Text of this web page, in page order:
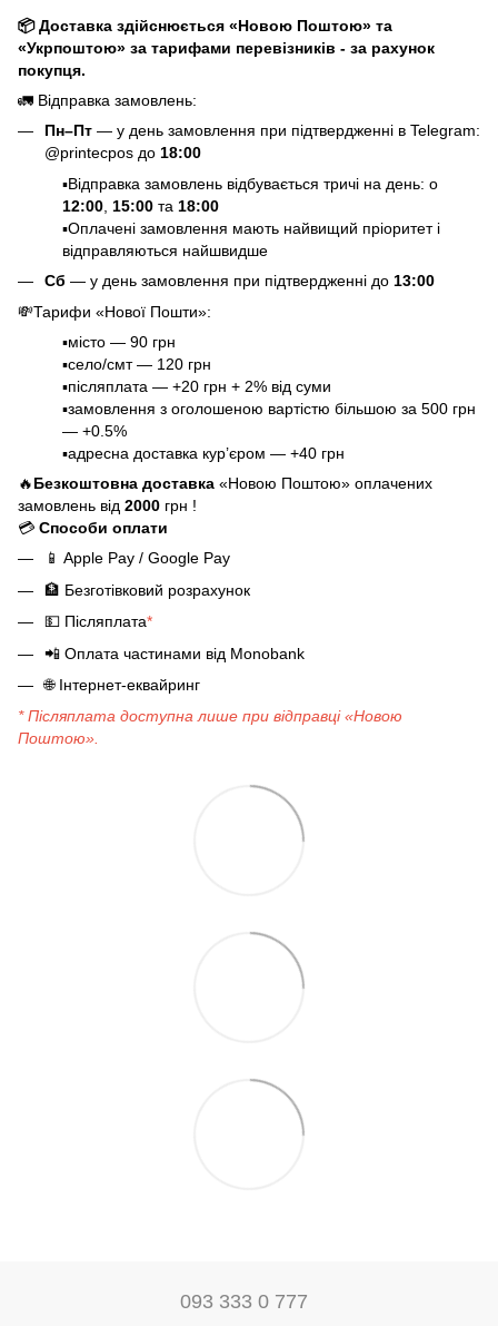
📦 Доставка здійснюється «Новою Поштою» та
«Укрпоштою» за тарифами перевізників - за рахунок
покупця.
🚛 Відправка замовлень:
Пн–Пт — у день замовлення при підтвердженні в Telegram:
@printecpos до 18:00
▪️Відправка замовлень відбувається тричі на день: о
12:00 15:00 та 18:00
▪️Оплачені замовлення мають найвищий пріоритет і
відправляються найшвидше
Сб — у день замовлення при підтвердженні до 13:00
💸Тарифи «Нової Пошти»:
▪️місто — 90 грн
▪️село/смт — 120 грн
▪️післяплата — +20 грн + 2% від суми
▪️замовлення з оголошеною вартістю більшою за 500 грн
— +0.5%
▪️адресна доставка кур’єром — +40 грн
🔥Безкоштовна доставка «Новою Поштою» оплачених
замовлень від 2000 грн !
💳 Способи оплати
📱 Apple Pay / Google Pay
🏦 Безготівковий розрахунок
💵 Післяплата*
📲 Оплата частинами від Monobank
🌐Інтернет-еквайринг
* Післяплата доступна лише при відправці «Новою
Поштою».
093 333 0 777